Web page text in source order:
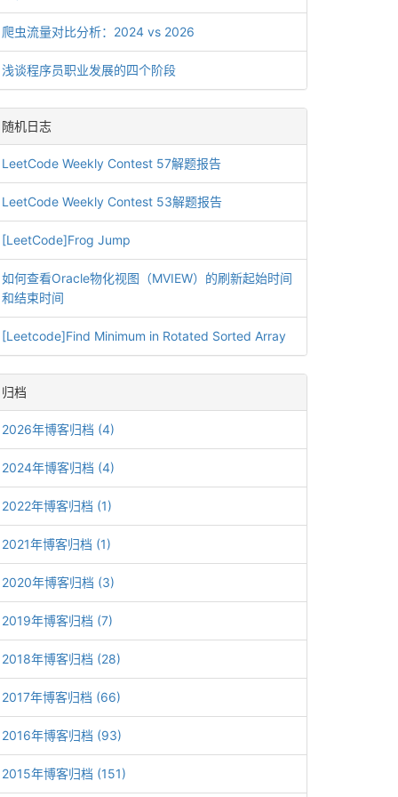
爬虫流量对比分析：2024 vs 2026
浅谈程序员职业发展的四个阶段
随机日志
LeetCode Weekly Contest 57解题报告
LeetCode Weekly Contest 53解题报告
[LeetCode]Frog Jump
如何查看Oracle物化视图（MVIEW）的刷新起始时间
和结束时间
[Leetcode]Find Minimum in Rotated Sorted Array
归档
2026年博客归档 (4)
2024年博客归档 (4)
2022年博客归档 (1)
2021年博客归档 (1)
2020年博客归档 (3)
2019年博客归档 (7)
2018年博客归档 (28)
2017年博客归档 (66)
2016年博客归档 (93)
2015年博客归档 (151)